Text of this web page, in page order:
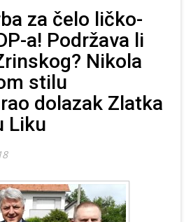
za čelo ličko-
a! Podržava li
Nikola
stilu
dolazak Zlatka
Liku